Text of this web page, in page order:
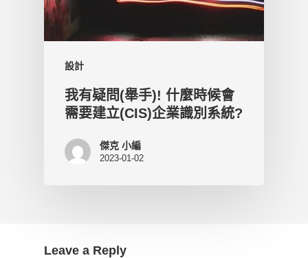
設計
我有疑問(舉手)! 什麼時候會
需要建立(CIS)企業識別系統?
傑克 小編
2023-01-02
Leave a Reply